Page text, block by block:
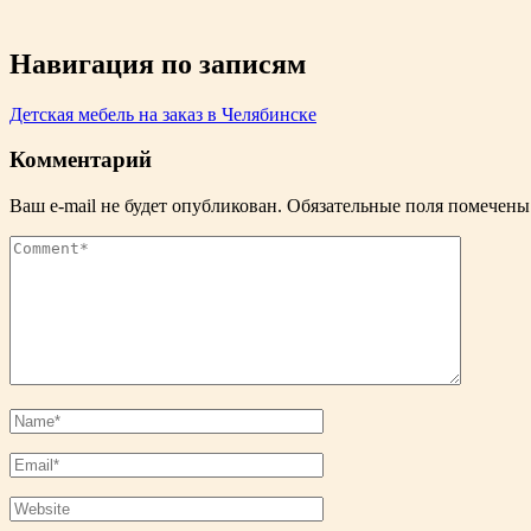
Навигация по записям
Детская мебель на заказ в Челябинске
Комментарий
Ваш e-mail не будет опубликован. Обязательные поля